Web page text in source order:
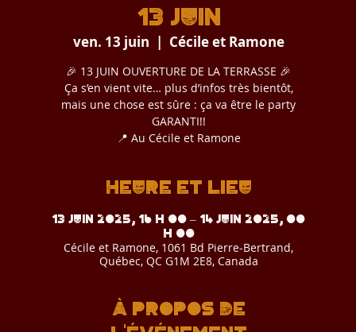
13 JUIN
ven. 13 juin
  |
Cécile et Ramone
🎉 13 JUIN OUVERTURE DE LA TERRASSE 🎉
Ça s’en vient vite… plus d’infos très bientôt,
mais une chose est sûre : ça va être le party
GARANTI!!
📍 Au Cécile et Ramone
Heure et lieu
13 juin 2025, 16 h 00 – 14 juin 2025, 00
h 00
Cécile et Ramone, 1061 Bd Pierre-Bertrand,
Québec, QC G1M 2E8, Canada
À propos de